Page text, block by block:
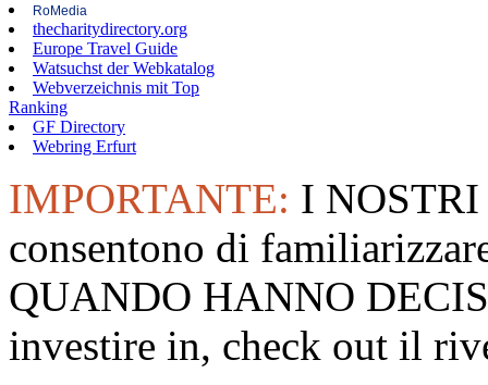
RoMedia
thecharitydirectory.org
Europe Travel Guide
Watsuchst der Webkatalog
Webverzeichnis mit Top
Ranking
GF Directory
Webring Erfurt
IMPORTANTE: I
consentono di
QUANDO HANNO
investire in, check out il